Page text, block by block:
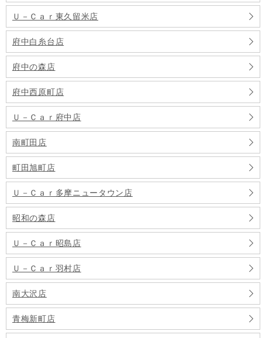
Ｕ－Ｃａｒ東久留米店
府中白糸台店
府中の森店
府中西原町店
Ｕ－Ｃａｒ府中店
南町田店
町田旭町店
Ｕ－Ｃａｒ多摩ニュータウン店
昭和の森店
Ｕ－Ｃａｒ昭島店
Ｕ－Ｃａｒ羽村店
南大沢店
青梅新町店